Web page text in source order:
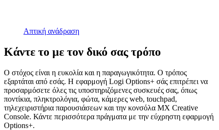
Απτική ανάδραση
Κάντε το με τον δικό σας τρόπο
Ο στόχος είναι η ευκολία και η παραγωγικότητα. Ο τρόπος
εξαρτάται από εσάς. Η εφαρμογή Logi Options+ σάς επιτρέπει να
προσαρμόσετε όλες τις υποστηριζόμενες συσκευές σας, όπως
ποντίκια, πληκτρολόγια, φώτα, κάμερες web, touchpad,
τηλεχειριστήρια παρουσιάσεων και την κονσόλα MX Creative
Console. Κάντε περισσότερα πράγματα με την εύχρηστη εφαρμογή
Options+.